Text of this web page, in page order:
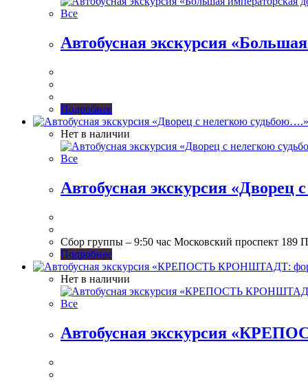
Все
Автобусная экскурсия
Подробнее
Нет в наличии
Все
Автобусная экскурсия «Дворец
Сбор группы – 9:50 час Московский проспект 189
Подробнее
Нет в наличии
Все
Автобусная экскурсия